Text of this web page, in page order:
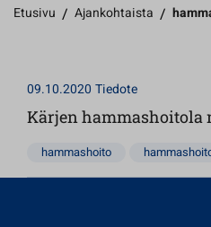
Etusivu / Ajankohtaista /
09.10.2020 Tiedote
Kärjen hammashoitola
hammashoito